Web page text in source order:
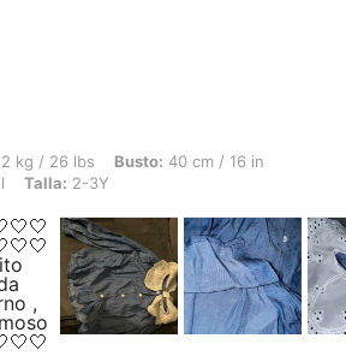
40 cm / 16 in, Cintura: 40 cm / 16 in,
kg / 26 lbs Busto: 40 cm / 16 in
Talla: 2-3Y
,